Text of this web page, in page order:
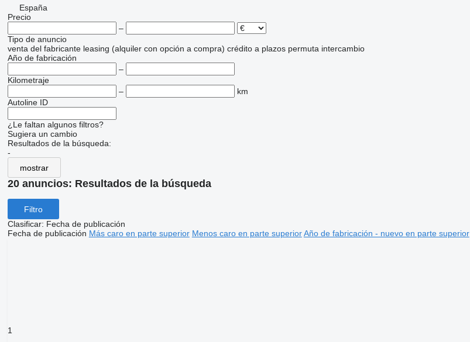
España
Precio
–
Tipo de anuncio
venta del fabricante leasing (alquiler con opción a compra) crédito a plazos permuta intercambio
Año de fabricación
–
Kilometraje
–
km
Autoline ID
¿Le faltan algunos filtros?
Sugiera un cambio
Resultados de la búsqueda:
-
mostrar
20 anuncios: Resultados de la búsqueda
Filtro
Clasificar: Fecha de publicación
Fecha de publicación Más caro en parte superior Menos caro en parte superior Año de fabricación - nuevo en parte superior
1